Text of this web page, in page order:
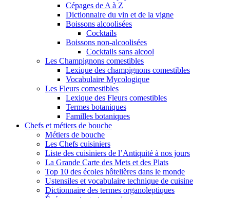
Cépages de A à Z
Dictionnaire du vin et de la vigne
Boissons alcoolisées
Cocktails
Boissons non-alcoolisées
Cocktails sans alcool
Les Champignons comestibles
Lexique des champignons comestibles
Vocabulaire Mycologique
Les Fleurs comestibles
Lexique des Fleurs comestibles
Termes botaniques
Familles botaniques
Chefs et métiers de bouche
Métiers de bouche
Les Chefs cuisiniers
Liste des cuisiniers de l’Antiquité à nos jours
La Grande Carte des Mets et des Plats
Top 10 des écoles hôtelières dans le monde
Ustensiles et vocabulaire technique de cuisine
Dictionnaire des termes organoleptiques